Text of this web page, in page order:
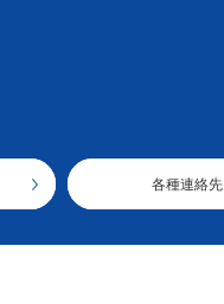
各種連絡先